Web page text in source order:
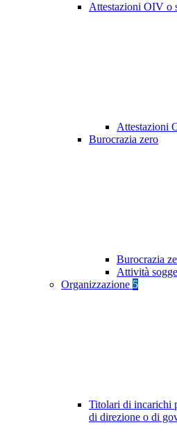
Attestazioni OIV o
Attestazioni
Burocrazia zero
Burocrazia
Attività
Organizzazione 5
Titolari di incarichi
di direzione o di